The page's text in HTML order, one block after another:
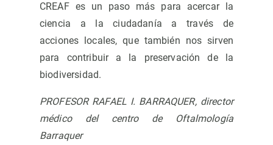
CREAF es un paso más para acercar la
ciencia a la ciudadanía a través de
acciones locales, que también nos sirven
para contribuir a la preservación de la
biodiversidad.
PROFESOR RAFAEL I. BARRAQUER, director
médico del centro de Oftalmología
Barraquer